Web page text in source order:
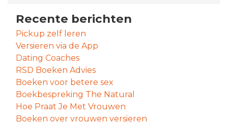
Recente berichten
Pickup zelf leren
Versieren via de App
Dating Coaches
RSD Boeken Advies
Boeken voor betere sex
Boekbespreking The Natural
Hoe Praat Je Met Vrouwen
Boeken over vrouwen versieren